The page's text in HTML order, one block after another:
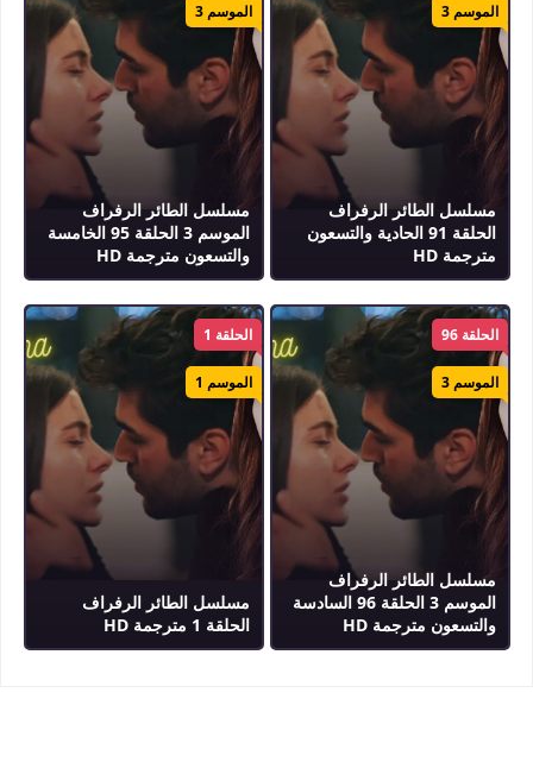
مسلسل الطائر الرفراف
الحلقة 91 الحادية والتسعون
مترجمة HD
الموسم 3
مسلسل الطائر الرفراف
الموسم 3 الحلقة 95 الخامسة
والتسعون مترجمة HD
الموسم 3
مسلسل الطائر الرفراف
الموسم 3 الحلقة 96 السادسة
والتسعون مترجمة HD
الحلقة 96
الموسم 3
مسلسل الطائر الرفراف
الحلقة 1 مترجمة HD
الحلقة 1
الموسم 1